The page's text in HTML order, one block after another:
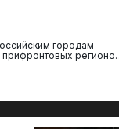
городам —
прифронтовых